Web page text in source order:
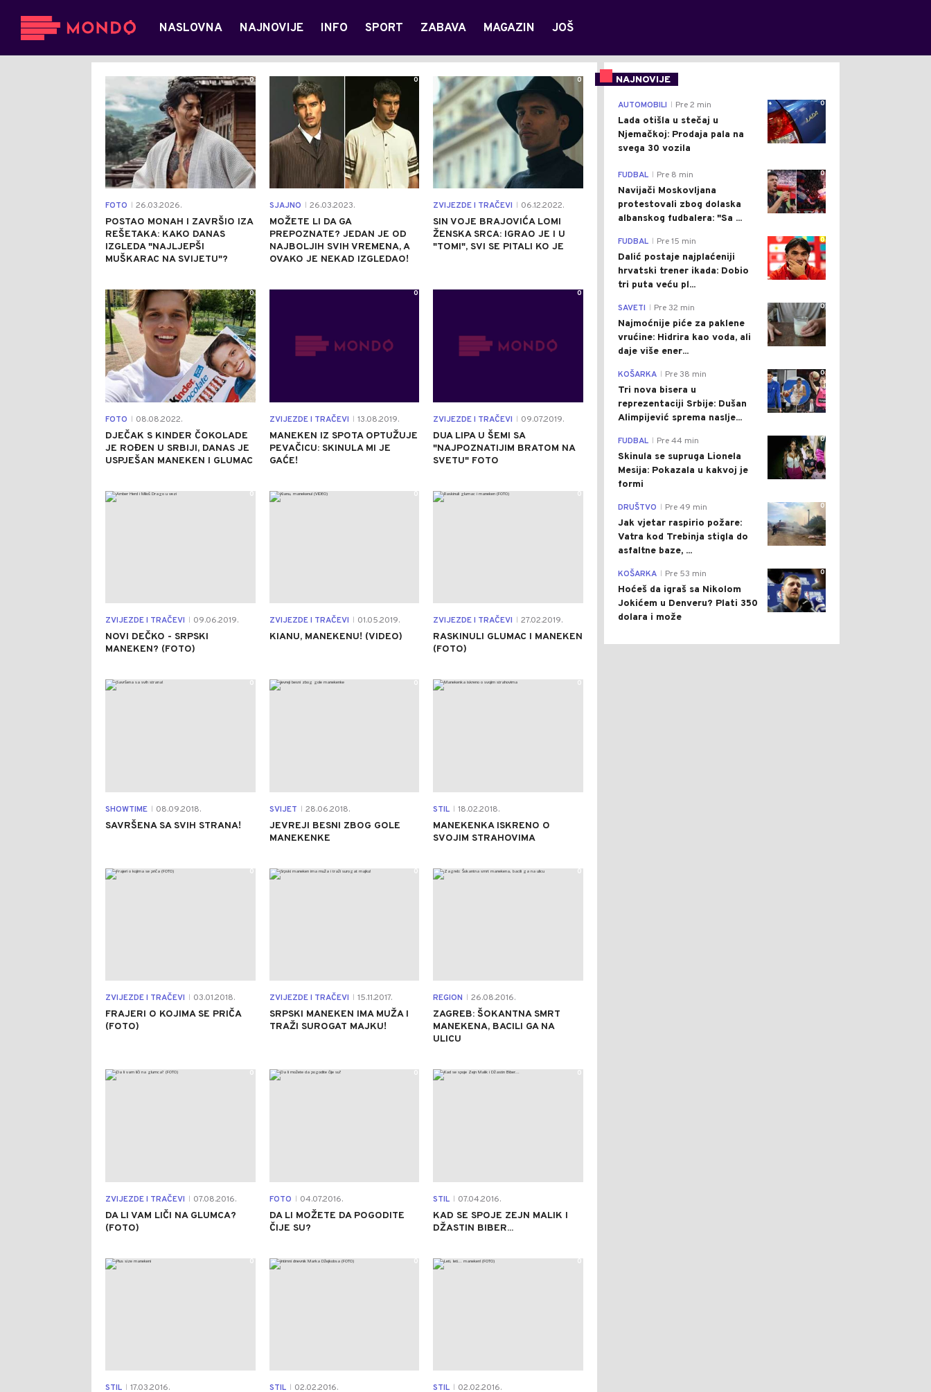
NASLOVNA NAJNOVIJE INFO SPORT ZABAVA MAGAZIN JOŠ
FOTO 26.03.2026.
POSTAO MONAH I ZAVRŠIO IZA
REŠETAKA: KAKO DANAS
IZGLEDA "NAJLJEPŠI
MUŠKARAC NA SVIJETU"?
0
SJAJNO 26.03.2023.
MOŽETE LI DA GA
PREPOZNATE? JEDAN JE OD
NAJBOLJIH SVIH VREMENA, A
OVAKO JE NEKAD IZGLEDAO!
0
ZVIJEZDE I TRAČEVI 06.12.2022.
SIN VOJE BRAJOVIĆA LOMI
ŽENSKA SRCA: IGRAO JE I U
"TOMI", SVI SE PITALI KO JE
0
FOTO 08.08.2022.
DJEČAK S KINDER ČOKOLADE
JE ROĐEN U SRBIJI, DANAS JE
USPJEŠAN MANEKEN I GLUMAC
0
ZVIJEZDE I TRAČEVI 13.08.2019.
MANEKEN IZ SPOTA OPTUŽUJE
PEVAČICU: SKINULA MI JE
GAĆE!
0
ZVIJEZDE I TRAČEVI 09.07.2019.
DUA LIPA U ŠEMI SA
"NAJPOZNATIJIM BRATOM NA
SVETU" FOTO
0
ZVIJEZDE I TRAČEVI 09.06.2019.
NOVI DEČKO - SRPSKI
MANEKEN? (FOTO)
0
ZVIJEZDE I TRAČEVI 01.05.2019.
KIANU, MANEKENU! (VIDEO)
0
ZVIJEZDE I TRAČEVI 27.02.2019.
RASKINULI GLUMAC I MANEKEN
(FOTO)
0
SHOWTIME 08.09.2018.
SAVRŠENA SA SVIH STRANA!
0
SVIJET 28.06.2018.
JEVREJI BESNI ZBOG GOLE
MANEKENKE
0
STIL 18.02.2018.
MANEKENKA ISKRENO O
SVOJIM STRAHOVIMA
0
ZVIJEZDE I TRAČEVI 03.01.2018.
FRAJERI O KOJIMA SE PRIČA
(FOTO)
0
ZVIJEZDE I TRAČEVI 15.11.2017.
SRPSKI MANEKEN IMA MUŽA I
TRAŽI SUROGAT MAJKU!
0
REGION 26.08.2016.
ZAGREB: ŠOKANTNA SMRT
MANEKENA, BACILI GA NA
ULICU
0
ZVIJEZDE I TRAČEVI 07.08.2016.
DA LI VAM LIČI NA GLUMCA?
(FOTO)
0
FOTO 04.07.2016.
DA LI MOŽETE DA POGODITE
ČIJE SU?
0
STIL 07.04.2016.
KAD SE SPOJE ZEJN MALIK I
DŽASTIN BIBER...
0
STIL 17.03.2016.
0
STIL 02.02.2016.
0
STIL 02.02.2016.
0
NAJNOVIJE
0
AUTOMOBILI Pre 2 min
Lada otišla u stečaj u
Njemačkoj: Prodaja pala na
svega 30 vozila
0
FUDBAL Pre 8 min
Navijači Moskovljana
protestovali zbog dolaska
albanskog fudbalera: "Sa ...
0
FUDBAL Pre 15 min
Dalić postaje najplaćeniji
hrvatski trener ikada: Dobio
tri puta veću pl...
0
SAVETI Pre 32 min
Najmoćnije piće za paklene
vrućine: Hidrira kao voda, ali
daje više ener...
0
KOŠARKA Pre 38 min
Tri nova bisera u
reprezentaciji Srbije: Dušan
Alimpijević sprema naslje...
0
FUDBAL Pre 44 min
Skinula se supruga Lionela
Mesija: Pokazala u kakvoj je
formi
0
DRUŠTVO Pre 49 min
Jak vjetar raspirio požare:
Vatra kod Trebinja stigla do
asfaltne baze, ...
0
KOŠARKA Pre 53 min
Hoćeš da igraš sa Nikolom
Jokićem u Denveru? Plati 350
dolara i može